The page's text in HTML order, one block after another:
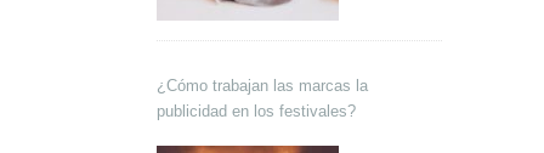
¿Cómo trabajan las marcas la
publicidad en los festivales?